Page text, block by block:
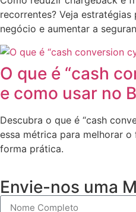
recorrentes? Veja
negócio e aumentar a
O que é “cash
e como usar no
Descubra o que é “cash
essa métrica para melhorar
forma prática.
Envie-nos uma